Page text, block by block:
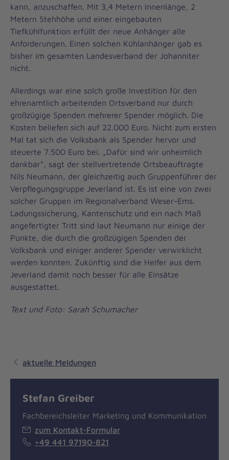
kann, anzuschaffen. Mit 3,4 Metern Innenlänge, 2
Metern Stehhöhe und einer eingebauten
Tiefkühlfunktion erfüllt der neue Anhänger alle
Anforderungen. Einen solchen Kühlanhänger gab es
bisher im gesamten Landesverband der Johanniter
nicht.
Allerdings war eine solch große Investition für den
ehrenamtlich arbeitenden Ortsverband nur durch
großzügige Spenden mehrerer Spender möglich. Die
Kosten beliefen sich auf 22.000 Euro. Nicht zum ersten
Mal tat sich die Volksbank als Spender hervor und
steuerte 7.500 Euro bei. „Dafür sind wir unheimlich
dankbar“, sagt der stellvertretende Ortsbeauftragte
Nils Neumann, der gleichzeitig auch Gruppenführer der
Verpflegungsgruppe Jeverland ist. Es ist eine von zwei
solcher Gruppen im Regionalverband Weser-Ems.
Ladungssicherung, Kantenschutz und ein nach Maß
angefertigter Tritt sind laut Neumann nur einige der
Punkte, die durch die großzügigen Spenden der
Volksbank und einiger anderer Spender verwirklicht
werden konnten. Zukünftig sind die Helfer aus dem
Jeverland damit noch besser für alle Einsätze
ausgestattet.
Text und Foto: Sarah Schumacher
aktuelle Meldungen
Stefan Greiber
Fachbereichsleiter Marketing und Kommunikation
zum Kontakt-Formular
+49 441 97190-821